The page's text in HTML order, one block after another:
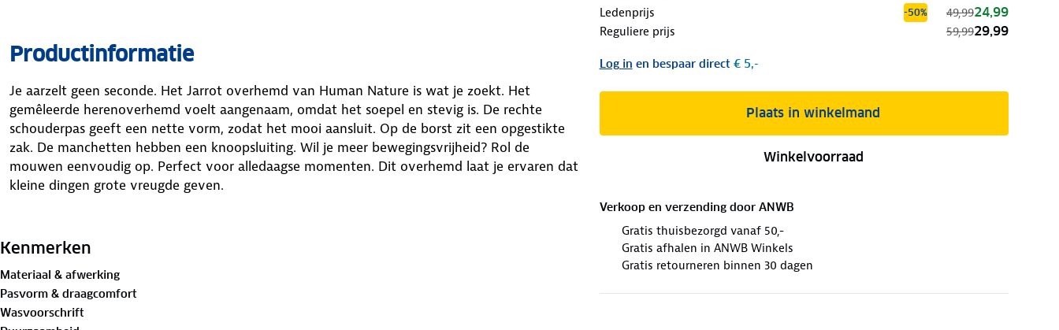
Ledenprijs -50% 49,9924,99
Reguliere prijs 59,9929,99
Log in en bespaar direct€ 5,-
Plaats in winkelmand
Winkelvoorraad
Verkoop en verzending door ANWB
Gratis thuisbezorgd vanaf 50,-
Gratis afhalen in ANWB Winkels
Gratis retourneren binnen 30 dagen
Productinformatie
Je aarzelt geen seconde. Het Jarrot overhemd van Human Nature is wat je zoekt. Het
gemêleerde herenoverhemd voelt aangenaam, omdat het soepel en stevig is. De rechte
schouderpas geeft een nette vorm, zodat het mooi aansluit. Op de borst zit een opgestikte
zak. De manchetten hebben een knoopsluiting. Wil je meer bewegingsvrijheid? Rol de
mouwen eenvoudig op. Perfect voor alledaagse momenten. Dit overhemd laat je ervaren dat
kleine dingen grote vreugde geven.
Buitenstof: 63%gerecycled polyester
Is je kleding aan vervanging toe? Lever het in bij onze winkels. Wij geven er een nieuwe
Kenmerken
Materiaal & afwerking
Pasvorm & draagcomfort
Wasvoorschrift